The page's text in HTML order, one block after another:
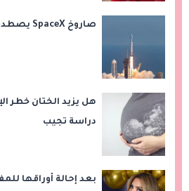
صاروخ SpaceX يصطدم بالقمر
هل يزيد الختان خطر
دراسة تجيب
بعد إحالة أوراقها